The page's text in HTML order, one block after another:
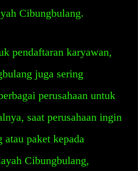
Cibungbulang.
pendaftaran karyawan,
juga sering
perusahaan untuk
saat perusahaan ingin
atau paket kepada
Cibungbulang,